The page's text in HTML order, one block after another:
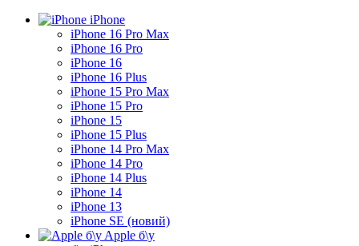
iPhone
iPhone 16 Pro Max
iPhone 16 Pro
iPhone 16
iPhone 16 Plus
iPhone 15 Pro Max
iPhone 15 Pro
iPhone 15
iPhone 15 Plus
iPhone 14 Pro Max
iPhone 14 Pro
iPhone 14 Plus
iPhone 14
iPhone 13
iPhone SE (новий)
Apple б\у